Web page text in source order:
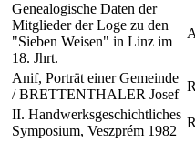
Genealogische Daten der
Mitglieder der Loge zu den
"Sieben Weisen" in Linz im
18. Jhrt.
Anif, Porträt einer Gemeinde
/ BRETTENTHALER Josef
II. Handwerksgeschichtliches
Symposium, Veszprém 1982